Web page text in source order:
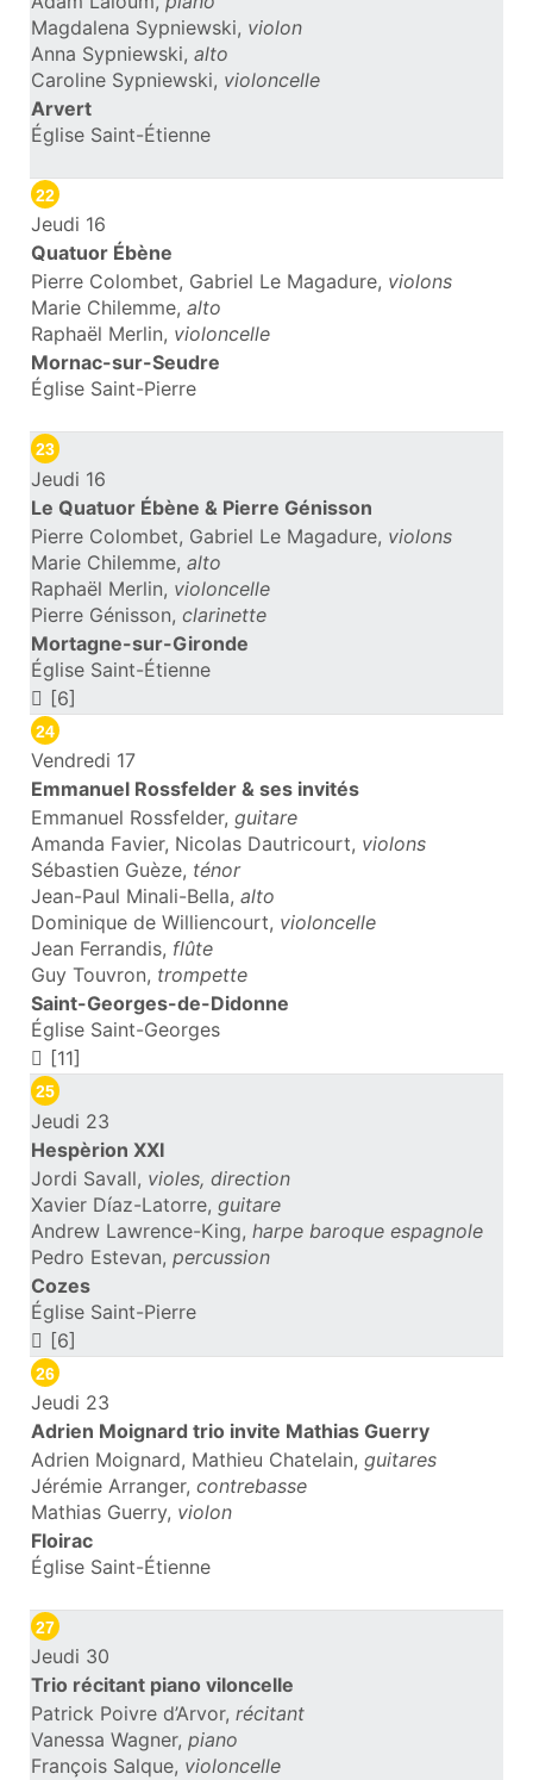
Magdalena Sypniewski, violon
Anna Sypniewski, alto
Caroline Sypniewski, violoncelle
Arvert
Église Saint-Étienne
22
Jeudi 16
Quatuor Ébène
Pierre Colombet, Gabriel Le Magadure, violons
Marie Chilemme, alto
Raphaël Merlin, violoncelle
Mornac-sur-Seudre
Église Saint-Pierre
23
Jeudi 16
Le Quatuor Ébène & Pierre Génisson
Pierre Colombet, Gabriel Le Magadure, violons
Marie Chilemme, alto
Raphaël Merlin, violoncelle
Pierre Génisson, clarinette
Mortagne-sur-Gironde
Église Saint-Étienne
[6]
24
Vendredi 17
Emmanuel Rossfelder & ses invités
Emmanuel Rossfelder, guitare
Amanda Favier, Nicolas Dautricourt, violons
Sébastien Guèze, ténor
Jean-Paul Minali-Bella, alto
Dominique de Williencourt, violoncelle
Jean Ferrandis, flûte
Guy Touvron, trompette
Saint-Georges-de-Didonne
Église Saint-Georges
[11]
25
Jeudi 23
Hespèrion XXI
Jordi Savall, violes, direction
Xavier Díaz-Latorre, guitare
Andrew Lawrence-King, harpe baroque espagnole
Pedro Estevan, percussion
Cozes
Église Saint-Pierre
[6]
26
Jeudi 23
Adrien Moignard trio invite Mathias Guerry
Adrien Moignard, Mathieu Chatelain, guitares
Jérémie Arranger, contrebasse
Mathias Guerry, violon
Floirac
Église Saint-Étienne
27
Jeudi 30
Trio récitant piano viloncelle
Patrick Poivre d’Arvor, récitant
Vanessa Wagner, piano
François Salque, violoncelle